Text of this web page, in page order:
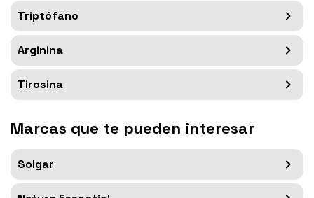
Triptófano
Arginina
Tirosina
Marcas que te pueden interesar
Solgar